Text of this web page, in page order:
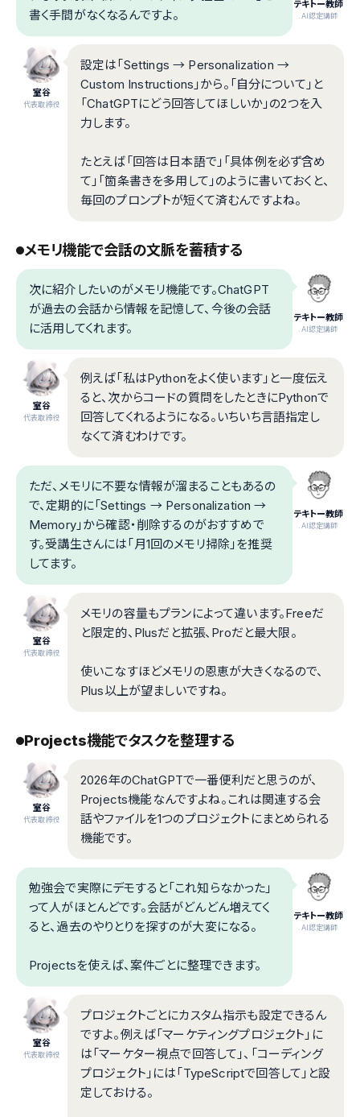
テキトー教師
.AI認定講師
書く手間がなくなるんですよ。
室谷
代表取締役
設定は「Settings → Personalization →
Custom Instructions」から。「自分について」と
「ChatGPTにどう回答してほしいか」の2つを入
力します。
たとえば「回答は日本語で」「具体例を必ず含め
て」「箇条書きを多用して」のように書いておくと、
毎回のプロンプトが短くて済むんですよね。
メモリ機能で会話の文脈を蓄積する
テキトー教師
.AI認定講師
次に紹介したいのがメモリ機能です。ChatGPT
が過去の会話から情報を記憶して、今後の会話
に活用してくれます。
室谷
代表取締役
例えば「私はPythonをよく使います」と一度伝え
ると、次からコードの質問をしたときにPythonで
回答してくれるようになる。いちいち言語指定し
なくて済むわけです。
テキトー教師
.AI認定講師
ただ、メモリに不要な情報が溜まることもあるの
で、定期的に「Settings → Personalization →
Memory」から確認・削除するのがおすすめで
す。受講生さんには「月1回のメモリ掃除」を推奨
してます。
室谷
代表取締役
メモリの容量もプランによって違います。Freeだ
と限定的、Plusだと拡張、Proだと最大限。
使いこなすほどメモリの恩恵が大きくなるので、
Plus以上が望ましいですね。
Projects機能でタスクを整理する
室谷
代表取締役
2026年のChatGPTで一番便利だと思うのが、
Projects機能なんですよね。これは関連する会
話やファイルを1つのプロジェクトにまとめられる
機能です。
テキトー教師
.AI認定講師
勉強会で実際にデモすると「これ知らなかった」
って人がほとんどです。会話がどんどん増えてく
ると、過去のやりとりを探すのが大変になる。
Projectsを使えば、案件ごとに整理できます。
室谷
代表取締役
プロジェクトごとにカスタム指示も設定できるん
ですよ。例えば「マーケティングプロジェクト」に
は「マーケター視点で回答して」、「コーディング
プロジェクト」には「TypeScriptで回答して」と設
定しておける。